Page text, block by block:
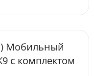
Мобильный
с комплектом